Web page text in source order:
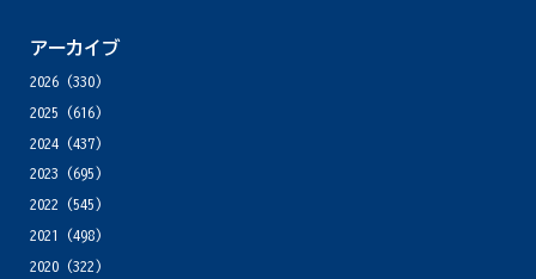
アーカイブ
2026(330)
2025 (616)
2024(437)
2023 (695)
2022 (545)
2021
(498)
2020(322)